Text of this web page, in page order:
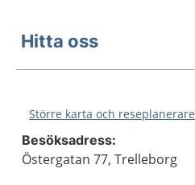
Hitta oss
Större karta och reseplanerare
Besöksadress:
Östergatan 77, Trelleborg